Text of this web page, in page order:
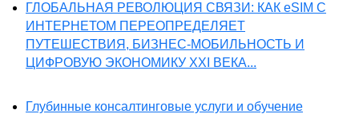
ГЛОБАЛЬНАЯ РЕВОЛЮЦИЯ СВЯЗИ: КАК eSIM С
ИНТЕРНЕТОМ ПЕРЕОПРЕДЕЛЯЕТ
ПУТЕШЕСТВИЯ, БИЗНЕС-МОБИЛЬНОСТЬ И
ЦИФРОВУЮ ЭКОНОМИКУ XXI ВЕКА...
Глубинные консалтинговые услуги и обучение